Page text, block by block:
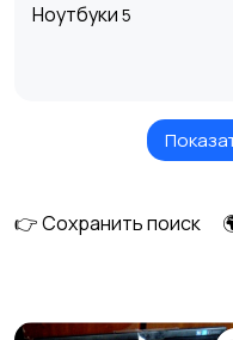
Ноутбуки 5
расходники
👉 Сохранить поиск